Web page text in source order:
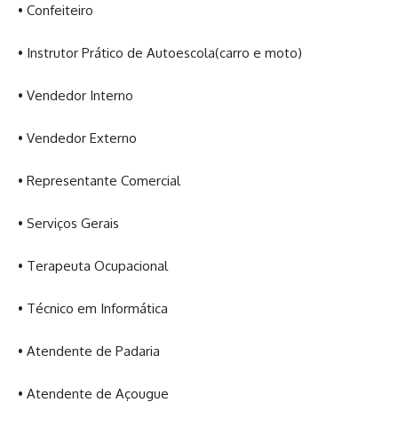
• Confeiteiro
• Instrutor Prático de Autoescola(carro e moto)
• Vendedor Interno
• Vendedor Externo
• Representante Comercial
• Serviços Gerais
• Terapeuta Ocupacional
• Técnico em Informática
• Atendente de Padaria
• Atendente de Açougue